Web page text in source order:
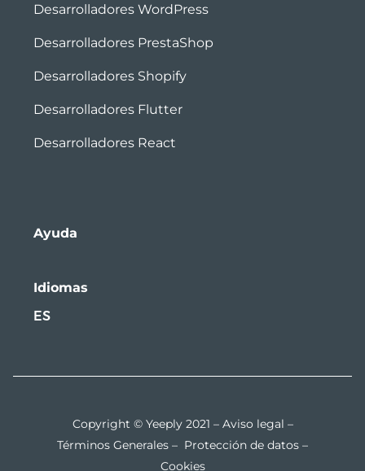
Desarrolladores WordPress
Desarrolladores PrestaShop
Desarrolladores Shopify
Desarrolladores Flutter
Desarrolladores React
Ayuda
Idiomas
ES
Copyright © Yeeply 2021 – Aviso legal –
Términos Generales – Protección de datos –
Cookies